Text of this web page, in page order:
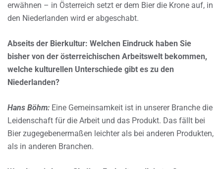
erwähnen – in Österreich setzt er dem Bier die Krone auf, in
den Niederlanden wird er abgeschabt.
Abseits der Bierkultur: Welchen Eindruck haben Sie
bisher von der österreichischen Arbeitswelt bekommen,
welche kulturellen Unterschiede gibt es zu den
Niederlanden?
Hans Böhm: Eine Gemeinsamkeit ist in unserer Branche die
Leidenschaft für die Arbeit und das Produkt. Das fällt bei
Bier zugegebenermaßen leichter als bei anderen Produkten,
als in anderen Branchen.